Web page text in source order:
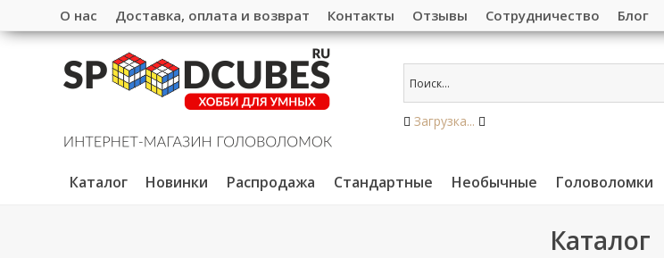
О нас Доставка, оплата и возврат Контакты Отзывы Сотрудничество Блог
Загрузка...
Каталог Новинки Распродажа Стандартные Необычные Головоломки
Каталог